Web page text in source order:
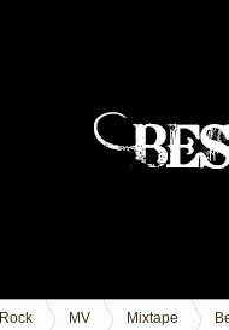
Rock MV Mixtape